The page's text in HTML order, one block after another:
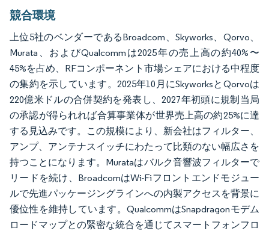
競合環境
上位5社のベンダーであるBroadcom、Skyworks、Qorvo、
Murata、およびQualcommは2025年の売上高の約40%〜
45%を占め、RFコンポーネント市場シェアにおける中程度
の集約を示しています。2025年10月にSkyworksとQorvoは
220億米ドルの合併契約を発表し、2027年初頭に規制当局
の承認が得られれば合算事業体が世界売上高の約25%に達
する見込みです。この規模により、新会社はフィルター、
アンプ、アンテナスイッチにわたって比類のない幅広さを
持つことになります。Murataはバルク音響波フィルターで
リードを続け、BroadcomはWi-Fiフロントエンドモジュー
ルで先進パッケージングラインへの内製アクセスを背景に
優位性を維持しています。QualcommはSnapdragonモデム
ロードマップとの緊密な統合を通じてスマートフォンフロ